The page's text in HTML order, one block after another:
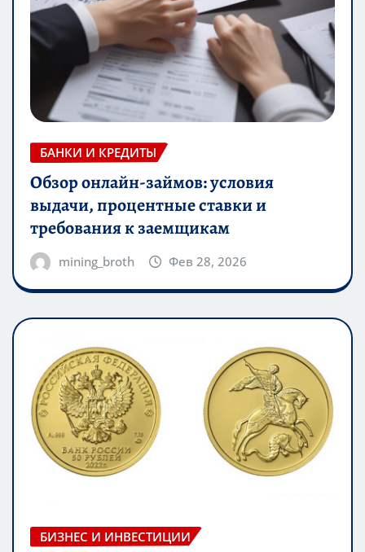
БАНКИ И КРЕДИТЫ
Обзор онлайн-займов: условия
выдачи, процентные ставки и
требования к заемщикам
mining_broth Фев 28, 2026
БИЗНЕС И ИНВЕСТИЦИИ